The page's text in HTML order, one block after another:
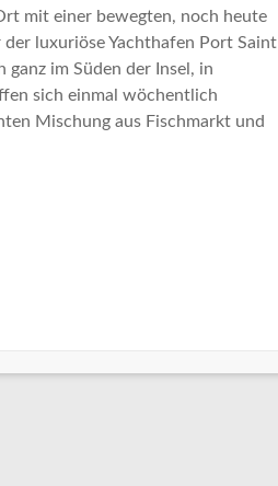
mit einer bewegten, noch heute
luxuriöse Yachthafen Port Saint
im Süden der Insel, in
sich einmal wöchentlich
Mischung aus Fischmarkt und